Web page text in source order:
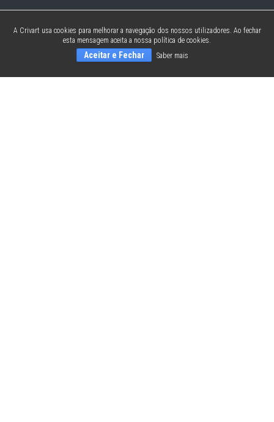
A Crivart usa cookies para melhorar a navegação dos nossos utilizadores. Ao fechar
esta mensagem aceita a nossa política de cookies.
Aceitar e Fechar Saber mais